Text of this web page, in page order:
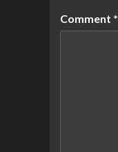
Comment *